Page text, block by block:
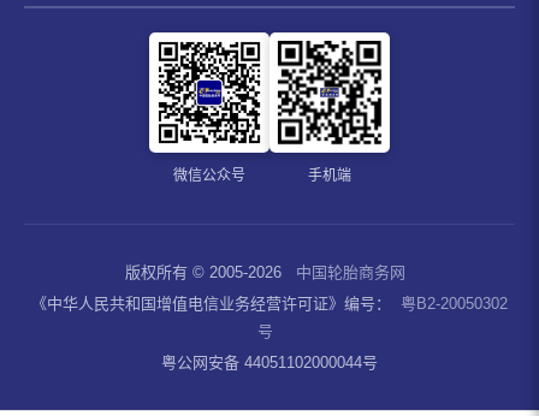
微信公众号 手机端
版权所有 © 2005-2026
中国轮胎商务网
《中华人民共和国增值电信业务经营许可证》编号：
粤B2-20050302
号
粤公网安备 44051102000044号